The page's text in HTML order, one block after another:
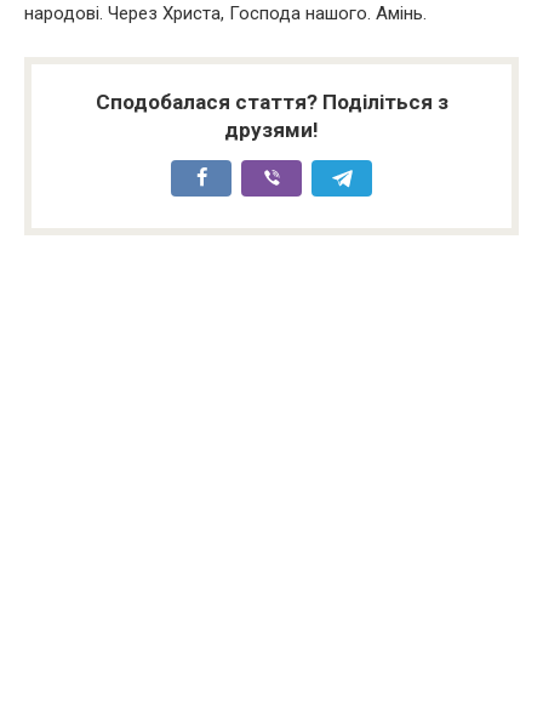
народові. Через Христа, Господа нашого. Амінь.
Сподобалася стаття? Поділіться з
друзями!